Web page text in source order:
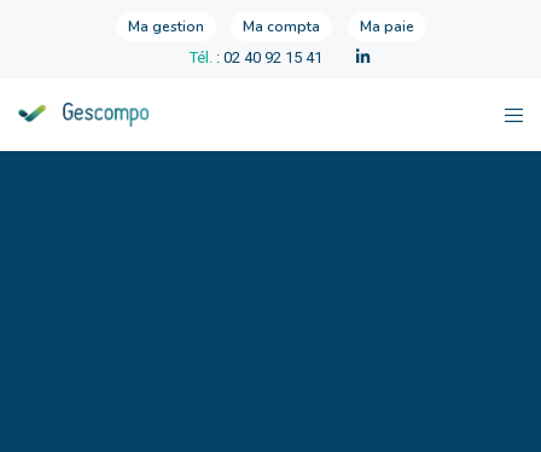
Ma gestion Ma compta Ma paie
Tél. : 02 40 92 15 41